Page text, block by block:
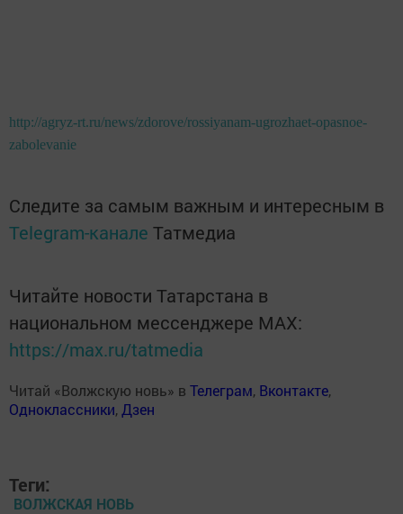
http://agryz-rt.ru/news/zdorove/rossiyanam-ugrozhaet-opasnoe-
zabolevanie
Следите за самым важным и интересным в
Telegram-канале Татмедиа
Читайте новости Татарстана в
национальном мессенджере MАХ:
https://max.ru/tatmedia
Читай «Волжскую новь» в Телеграм, Вконтакте,
Одноклассники, Дзен
Теги:
ВОЛЖСКАЯ НОВЬ